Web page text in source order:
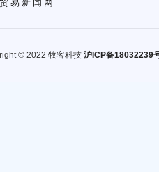
易新闻网
© 2022 牧客科技 沪ICP备18032239